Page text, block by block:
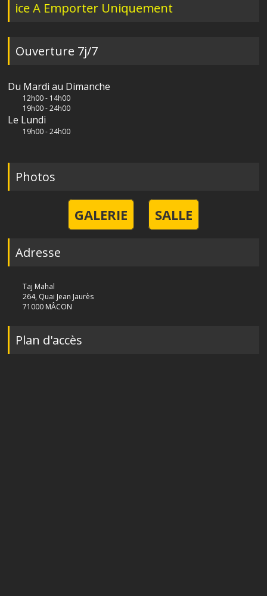
A Emporter Uniquement
Ouverture 7j/7
Du Mardi au Dimanche
12h00 - 14h00
19h00 - 24h00
Le Lundi
19h00 - 24h00
Photos
GALERIE SALLE
Adresse
Taj Mahal
264, Quai Jean Jaurès
71000 MÂCON
Plan d'accès